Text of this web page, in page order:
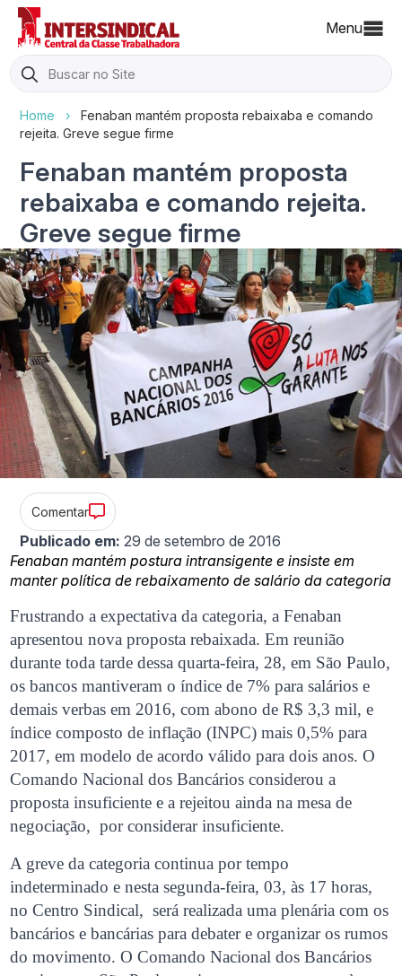
Menu
Search
for:
Home ›
Fenaban mantém proposta rebaixaba e comando
rejeita. Greve segue firme
Fenaban mantém proposta
rebaixaba e comando rejeita.
Greve segue firme
Comentar
Publicado em: 29 de setembro de 2016
Fenaban mantém postura intransigente e insiste em
manter política de rebaixamento de salário da categoria
Frustrando a expectativa da categoria, a Fenaban
apresentou nova proposta rebaixada. Em reunião
durante toda tarde dessa quarta-feira, 28, em São Paulo,
os bancos mantiveram o índice de 7% para salários e
demais verbas em 2016, com abono de R$ 3,3 mil, e
índice composto de inflação (INPC) mais 0,5% para
2017, em modelo de acordo válido para dois anos. O
Comando Nacional dos Bancários considerou a
proposta insuficiente e a rejeitou ainda na mesa de
negociação, por considerar insuficiente.
A greve da categoria continua por tempo
indeterminado e nesta segunda-feira, 03, às 17 horas,
no Centro Sindical, será realizada uma plenária com os
bancários e bancárias para debater e organizar os rumos
do movimento. O Comando Nacional dos Bancários